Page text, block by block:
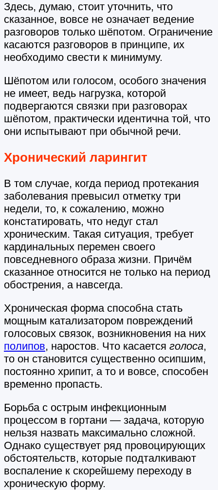
Здесь, думаю, стоит уточнить, что
сказанное, вовсе не означает ведение
разговоров только шёпотом. Ограничение
касаются разговоров в принципе, их
необходимо свести к минимуму.
Шёпотом или голосом, особого значения
не имеет, ведь нагрузка, которой
подвергаются связки при разговорах
шёпотом, практически идентична той, что
они испытывают при обычной речи.
Хронический ларингит
В том случае, когда период протекания
заболевания превысил отметку три
недели, то, к сожалению, можно
констатировать, что недуг стал
хроническим. Такая ситуация, требует
кардинальных перемен своего
повседневного образа жизни. Причём
сказанное относится не только на период
обострения, а навсегда.
Хроническая форма способна стать
мощным катализатором повреждений
голосовых связок, возникновения на них
полипов, наростов. Что касается голоса,
то он становится существенно осипшим,
постоянно хрипит, а то и вовсе, способен
временно пропасть.
Борьба с острым инфекционным
процессом в гортани — задача, которую
нельзя назвать максимально сложной.
Однако существует ряд провоцирующих
обстоятельств, которые подталкивают
воспаление к скорейшему переходу в
хроническую форму.